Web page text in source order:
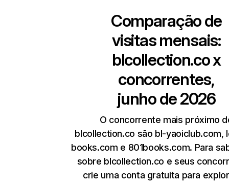
Comparação de
visitas mensais:
blcollection.cox
concorrentes,
junho de 2026
O concorrente mais próximo
blcollection.co são bl-yaoiclub.com,
books.com e 801books.com. Para
sobre blcollection.co e seus
crie uma conta gratuita para